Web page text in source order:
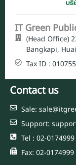
IT Green
(Head Office)
Bangkapi,
Tax ID :
Contact us
Sale:
Support:
Tel : 02-0174999
Fax: 02-0174999